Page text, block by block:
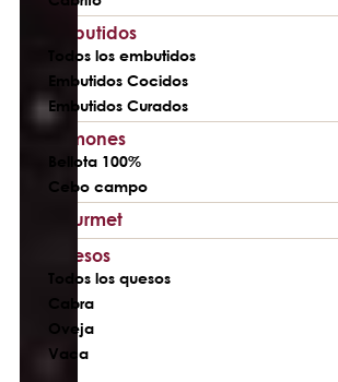
Embutidos
Todos los embutidos
Embutidos Cocidos
Embutidos Curados
Jamones
Bellota 100%
Cebo campo
Gourmet
Quesos
Todos los quesos
Cabra
Oveja
Vaca